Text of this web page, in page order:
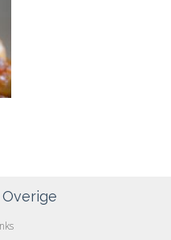
Overige